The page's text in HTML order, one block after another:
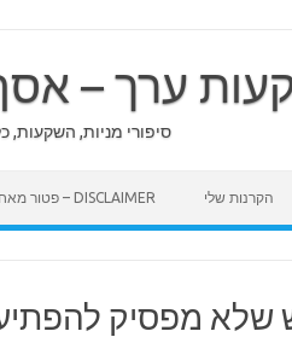
ערך –
סיפורי מניות, השקעות,
הקרנות שלי DISCLAIMER – פטור מאחריות
שלא מפסיק